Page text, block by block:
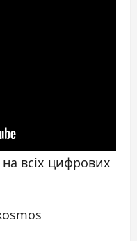
всіх цифрових